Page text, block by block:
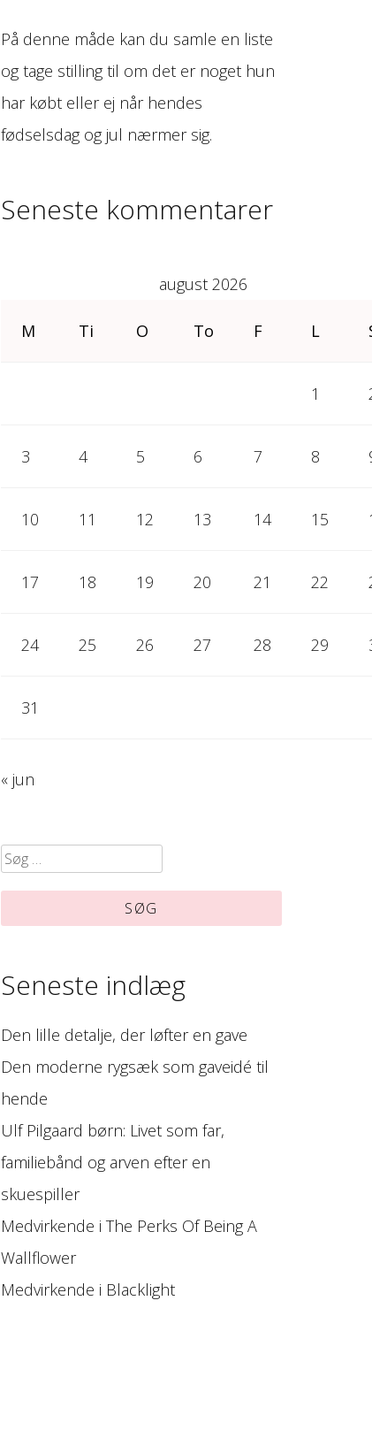
På denne måde kan du samle en liste
og tage stilling til om det er noget hun
har købt eller ej når hendes
fødselsdag og jul nærmer sig.
Seneste kommentarer
august 2026
M Ti O To F L
1
3 4 5 6 7 8
10 11 12 13 14 15
17 18 19 20 21 22
24 25 26 27 28 29
31
« jun
Søg
efter:
Seneste indlæg
Den lille detalje, der løfter en gave
Den moderne rygsæk som gaveidé til
hende
Ulf Pilgaard børn: Livet som far,
familiebånd og arven efter en
skuespiller
Medvirkende i The Perks Of Being A
Wallflower
Medvirkende i Blacklight